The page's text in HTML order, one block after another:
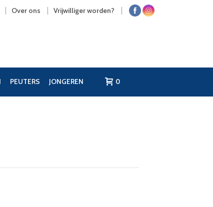
Over ons Vrijwilliger worden?
PEUTERS JONGEREN 0